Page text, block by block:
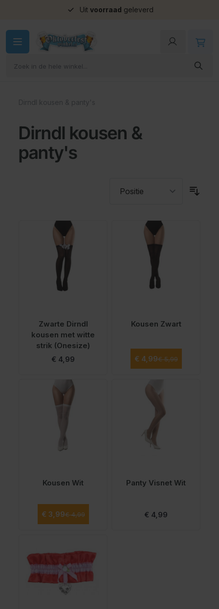
Uit voorraad geleverd
Dirndl kousen & panty's
Dirndl kousen &
panty's
Zwarte Dirndl
kousen met witte
strik (Onesize)
€ 4,99
Kousen Zwart
Speciale prijs
€ 4,99Normale prijs
€ 5,99
Kousen Wit
Speciale prijs
€ 3,99Normale prijs
€ 4,99
Panty Visnet Wit
€ 4,99